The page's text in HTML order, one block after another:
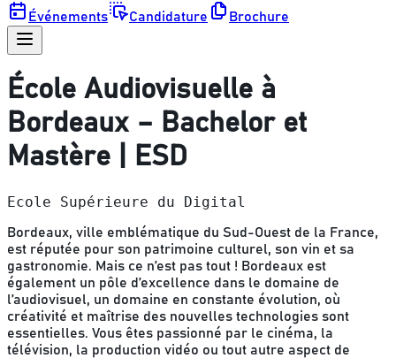
Événements Candidature Brochure
École Audiovisuelle à
Bordeaux – Bachelor et
Mastère | ESD
Ecole Supérieure du Digital
Bordeaux, ville emblématique du Sud-Ouest de la France,
est réputée pour son patrimoine culturel, son vin et sa
gastronomie. Mais ce n’est pas tout ! Bordeaux est
également un pôle d’excellence dans le domaine de
l’audiovisuel, un domaine en constante évolution, où
créativité et maîtrise des nouvelles technologies sont
essentielles. Vous êtes passionné par le cinéma, la
télévision, la production vidéo ou tout autre aspect de